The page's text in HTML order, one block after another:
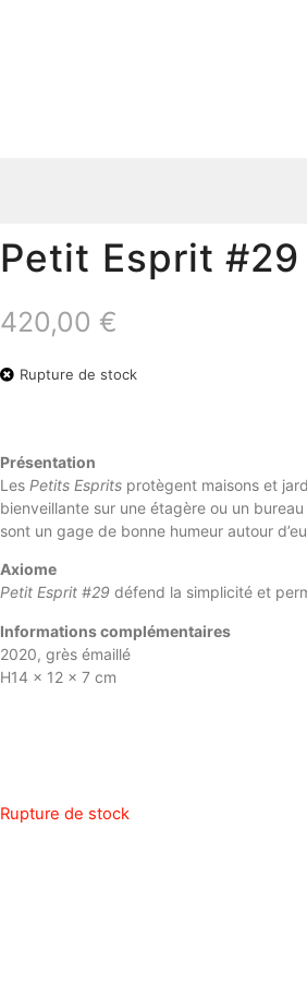
Petit Esprit #29
420,00 €
Rupture de stock
Présentation
Les Petits Espritsprotègent maisons et
bienveillante sur une étagère ou un
sont un gage de bonne humeur autour
Axiome
Petit Esprit #29 défend la simplicité et
Informations complémentaires
2020, grès émaillé
H14 x 12 x 7 cm
Rupture de stock